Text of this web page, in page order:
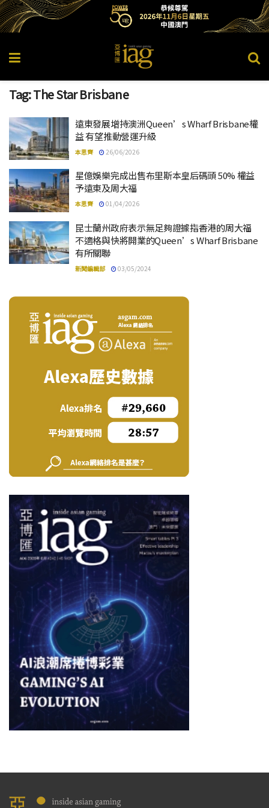
Tag:The Star Brisbane
遠東發展增持澳洲Queen’s Wharf Brisbane權
益 有望推動營運升級
本思齊 26/06/2026
星億娛樂完成出售布里斯本皇后碼頭 50% 權益
予遠東及周大福
本思齊 01/04/2026
昆士蘭州政府表示無足夠證據指香港的周大福
不適格與快將開業的Queen’s Wharf Brisbane
有所關聯
新聞編輯部 03/05/2024